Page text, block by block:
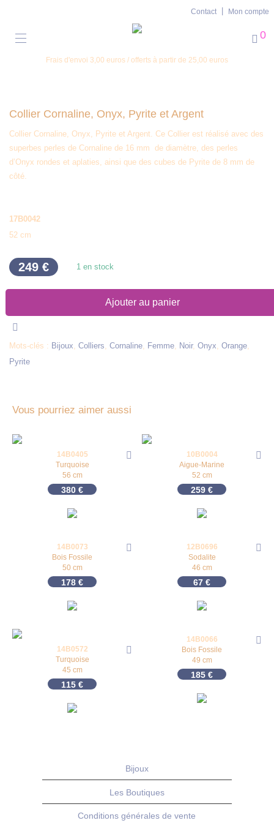
Contact Mon compte
0
Frais d'envoi 3,00 euros / offerts à partir de 25,00 euros
Collier Cornaline, Onyx, Pyrite et Argent
Collier Cornaline, Onyx, Pyrite et Argent. Ce Collier est réalisé avec des
superbes perles de Cornaline de 16 mm de diamètre, des perles
d’Onyx rondes et aplaties, ainsi que des cubes de Pyrite de 8 mm de
côté.
17B0042
52 cm
249 € 1 en stock
Ajouter au panier
Mots-clés : Bijoux, Colliers, Cornaline, Femme, Noir, Onyx, Orange,
Pyrite
Vous pourriez aimer aussi
14B0405
Turquoise
56 cm
380 €
10B0004
Aigue-Marine
52 cm
259 €
14B0073
Bois Fossile
50 cm
178 €
12B0696
Sodalite
46 cm
67 €
14B0572
Turquoise
45 cm
115 €
14B0066
Bois Fossile
49 cm
185 €
Bijoux
Les Boutiques
Conditions générales de vente